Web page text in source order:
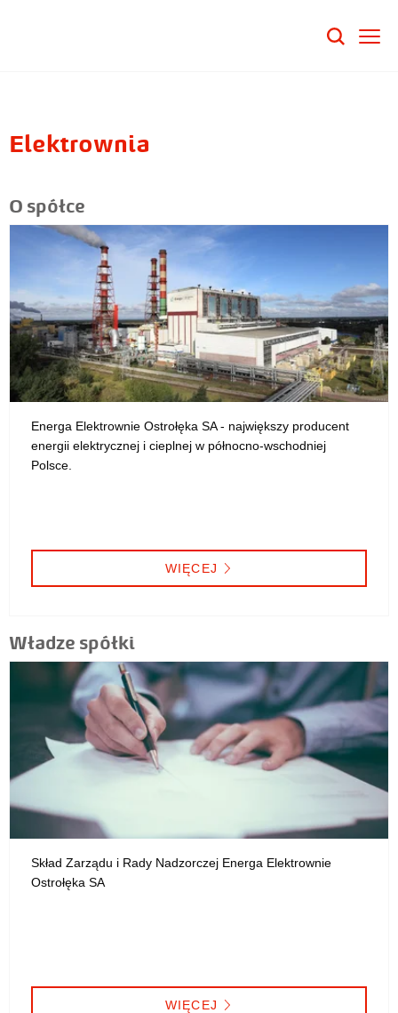
Elektrownia
O spółce
Energa Elektrownie Ostrołęka SA - największy producent
energii elektrycznej i cieplnej w północno-wschodniej
Polsce.
WIĘCEJ
Władze spółki
Skład Zarządu i Rady Nadzorczej Energa Elektrownie
Ostrołęka SA
WIĘCEJ